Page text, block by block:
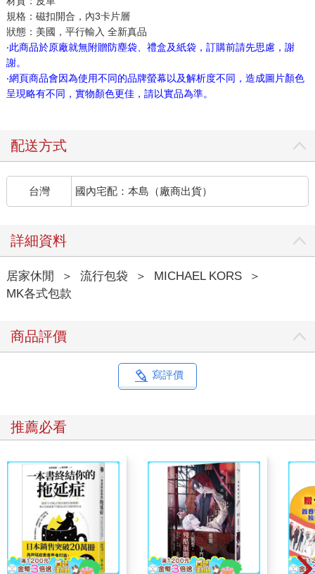
規格：磁扣開合，內3卡片層
狀態：美國，平行輸入 全新真品
‧此商品於原廠就無附贈防塵袋、禮盒及紙袋，訂購前請先思慮，謝
謝。
‧網頁商品會因為使用不同的品牌螢幕以及解析度不同，造成圖片顏色
呈現略有不同，實物顏色更佳，請以實品為準。
配送方式
台灣 國內宅配：本島（廠商出貨）
詳細資料
居家休閒 ＞ 流行包袋 ＞ MICHAEL KORS
＞
MK各式包款
商品評價
寫評價
推薦必看